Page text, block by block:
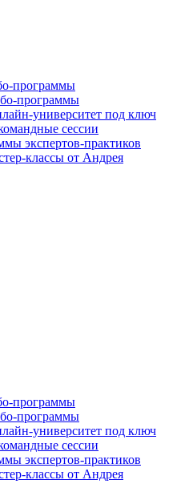
программы
программы
университет под ключ
сессии
экспертов-практиков
классы от Андрея
программы
программы
университет под ключ
сессии
экспертов-практиков
классы от Андрея